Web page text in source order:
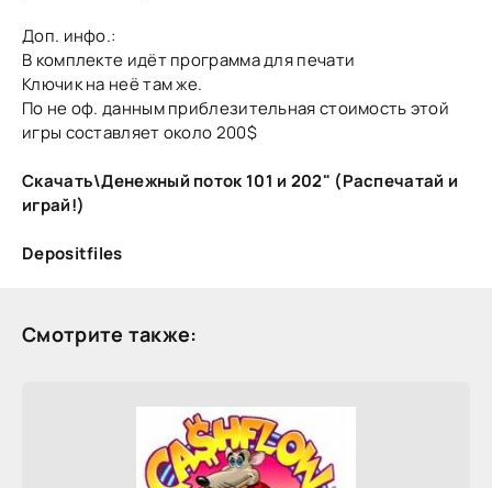
Доп. инфо.:
В комплекте идёт программа для печати
Ключик на неё там же.
По не оф. данным приблезительная стоимость этой
игры составляет около 200$
Скачать\Денежный поток 101 и 202" (Распечатай и
играй!)
Depositfiles
Смотрите также: